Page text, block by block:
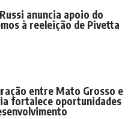
anuncia apoio do
à reeleição de Pivetta
entre Mato Grosso e
fortalece oportunidades